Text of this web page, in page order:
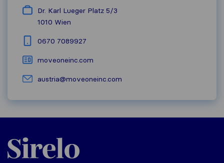
Dr. Karl Lueger Platz 5/3
1010 Wien
0670 7089927
moveoneinc.com
austria@moveoneinc.com
Sirelo.at